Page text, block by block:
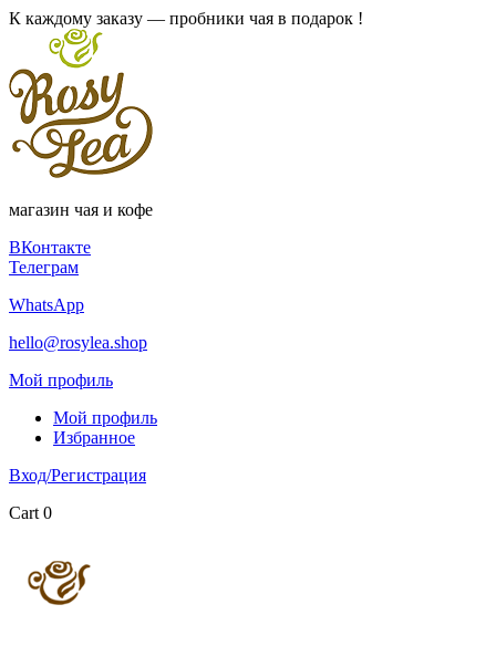
К каждому заказу — пробники чая в подарок !
магазин чая и кофе
ВКонтакте
Телеграм
WhatsApp
hello@rosylea.shop
Мой профиль
Мой профиль
Избранное
Вход/Регистрация
Cart 0